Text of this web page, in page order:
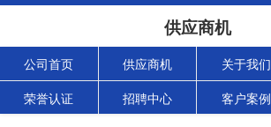
供应商机
公司首页 供应商机 关于我们
荣誉认证 招聘中心 客户案例